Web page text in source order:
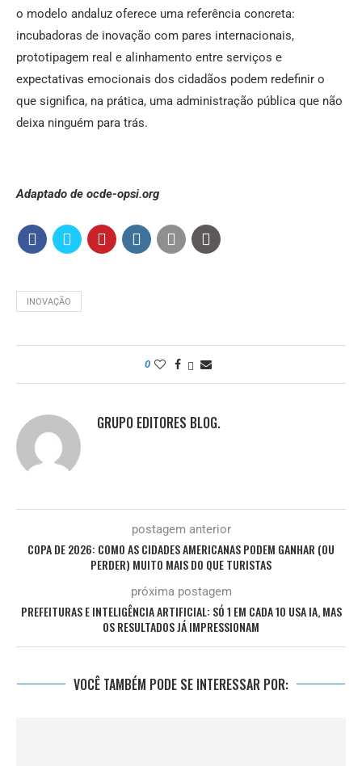
o modelo andaluz oferece uma referência concreta:
incubadoras de inovação com pares internacionais,
prototipagem real e alinhamento entre serviços e
expectativas emocionais dos cidadãos podem redefinir o
que significa, na prática, uma administração pública que não
deixa ninguém para trás.
Adaptado de ocde-opsi.org
INOVAÇÃO
0
GRUPO EDITORES BLOG.
postagem anterior
COPA DE 2026: COMO AS CIDADES AMERICANAS PODEM GANHAR (OU
PERDER) MUITO MAIS DO QUE TURISTAS
próxima postagem
PREFEITURAS E INTELIGÊNCIA ARTIFICIAL: SÓ 1 EM CADA 10 USA IA, MAS
OS RESULTADOS JÁ IMPRESSIONAM
VOCÊ TAMBÉM PODE SE INTERESSAR POR: